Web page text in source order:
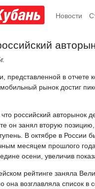
Новости
представленной в отчете
рынок достиг
российский авторынок
он занял вторую
В октябре в
месяцем прошлого
осени, увеличив
рейтинге заняла
она возглавляла список